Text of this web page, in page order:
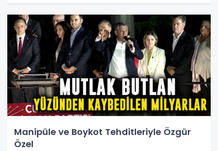
Manipüle ve Boykot Tehditleriyle Özgür
Özel